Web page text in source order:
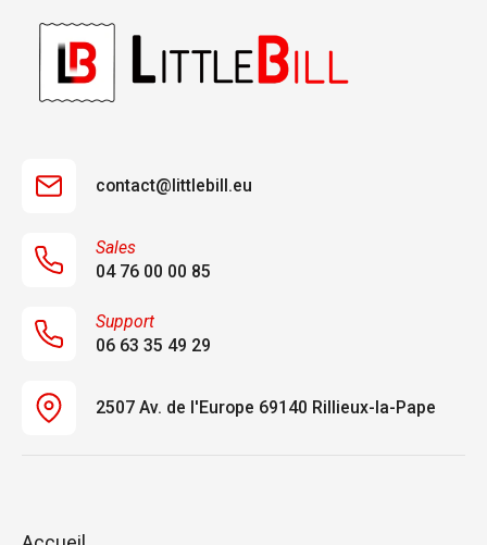
contact@littlebill.eu
Sales
04 76 00 00 85
Support
06 63 35 49 29
2507 Av. de l'Europe 69140 Rillieux-la-Pape